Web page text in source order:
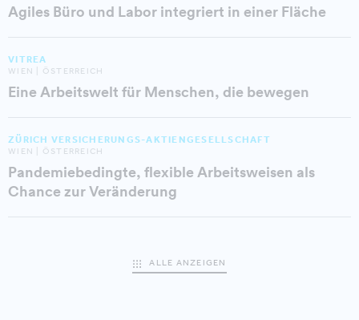
Agiles Büro und Labor integriert in einer Fläche
VITREA
WIEN | ÖSTERREICH
Eine Arbeitswelt für Menschen, die bewegen
ZÜRICH VERSICHERUNGS-AKTIENGESELLSCHAFT
WIEN | ÖSTERREICH
Pandemiebedingte, flexible Arbeitsweisen als
Chance zur Veränderung
ALLE ANZEIGEN